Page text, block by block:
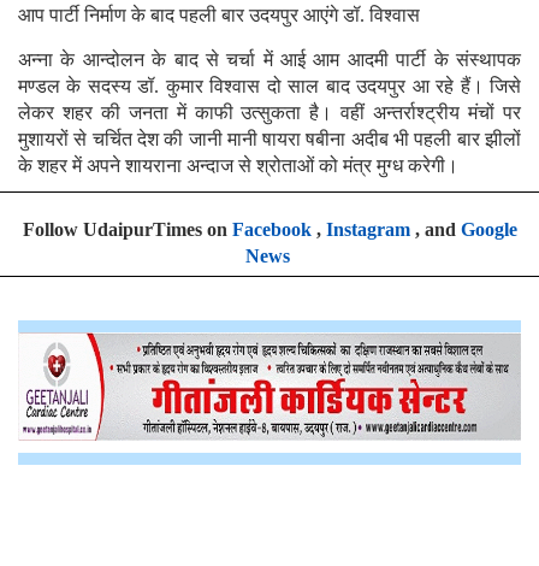
आप पार्टी निर्माण के बाद पहली बार उदयपुर आएंगे डॉ. विश्वास
अन्ना के आन्दोलन के बाद से चर्चा में आई आम आदमी पार्टी के संस्थापक
मण्डल के सदस्य डॉ. कुमार विश्वास दो साल बाद उदयपुर आ रहे हैं। जिसे
लेकर शहर की जनता में काफी उत्सुकता है। वहीं अन्तर्राश्ट्रीय मंचों पर
मुशायरों से चर्चित देश की जानी मानी षायरा षबीना अदीब भी पहली बार झीलों
के शहर में अपने शायराना अन्दाज से श्रोताओं को मंत्र मुग्ध करेगी।
Follow UdaipurTimes on Facebook, Instagram, and Google
News